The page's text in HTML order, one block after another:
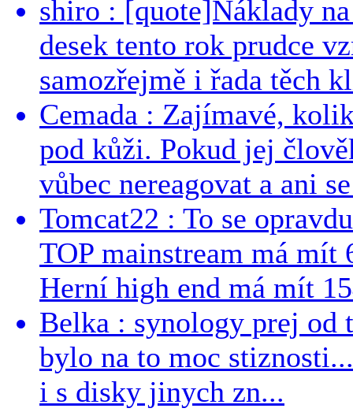
shiro : [quote]Náklady
desek tento rok prudce
samozřejmě i řada těch
Cemada : Zajímavé,
pod kůži. Pokud jej
vůbec nereagovat a ani
Tomcat22 : To se
TOP mainstream má
Herní high end má mít
Belka : synology prej od
bylo na to moc
i s disky jinych zn...